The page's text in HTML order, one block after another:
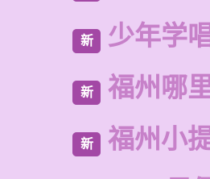
新 少年学
新 福州哪
新
福州小